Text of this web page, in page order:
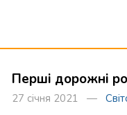
Перші дорожні
27 січня 2021 —